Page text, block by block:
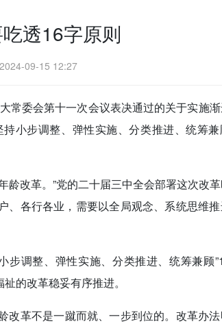
透16字原则
09-15 12:27
常委会第十一次会议表决通过的关于实施
小步调整、弹性实施、分类推进、统筹
改革。”党的二十届三中全会部署这次改
、各行各业，需要以全局观念、系统思维
调整、弹性实施、分类推进、统筹兼顾
的改革稳妥有序推进。
改革不是一蹴而就、一步到位的。改革办